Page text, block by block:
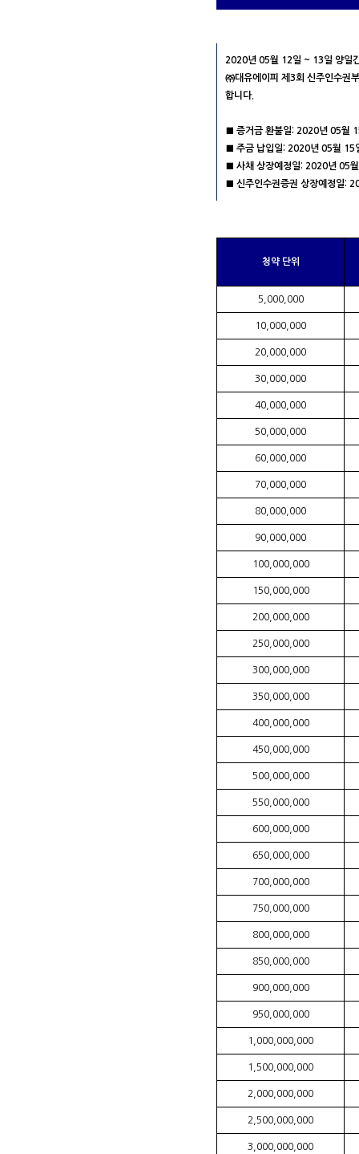
2020년 05월 12일 ~ 13일 양일
㈜대유에이피 제3회 신주인수권
합니다.
■ 증거금 환불일: 2020년 05월
■ 주금 납입일: 2020년 05월 15
■ 사채 상장예정일: 2020년 05
■ 신주인수권증권 상장예정일:
청약 단위
5,000,000
10,000,000
20,000,000
30,000,000
40,000,000
50,000,000
60,000,000
70,000,000
80,000,000
90,000,000
100,000,000
150,000,000
200,000,000
250,000,000
300,000,000
350,000,000
400,000,000
450,000,000
500,000,000
550,000,000
600,000,000
650,000,000
700,000,000
750,000,000
800,000,000
850,000,000
900,000,000
950,000,000
1,000,000,000
1,500,000,000
2,000,000,000
2,500,000,000
3,000,000,000